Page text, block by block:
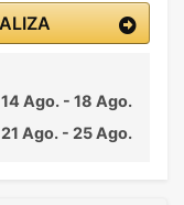
14 Ago. - 18 Ago.
21 Ago. - 25 Ago.